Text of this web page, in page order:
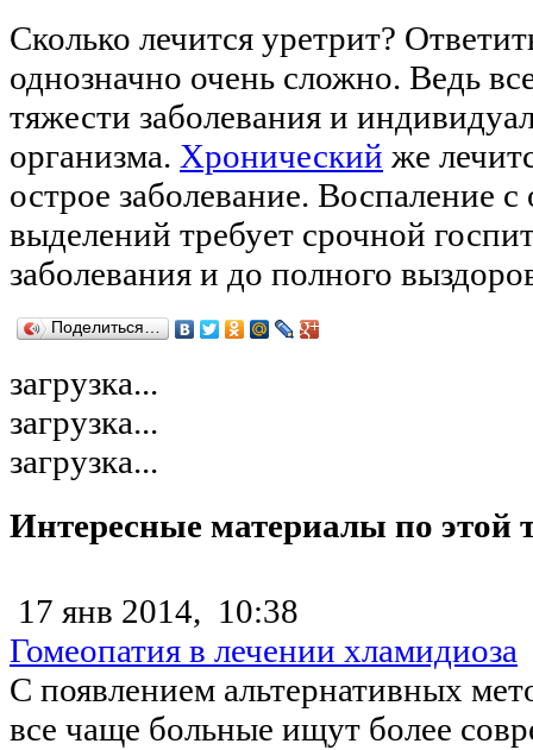
Сколько лечится уретрит?
однозначно очень сложно. Ведь
тяжести заболевания и
организма. Хронический же
острое заболевание. Воспаление
выделений требует срочной
заболевания и до полного
Поделиться…
загрузка...
загрузка...
загрузка...
Интересные материалы по этой
17 янв 2014, 10:38
Гомеопатия в лечении хламидиоза
С появлением альтернативных
все чаще больные ищут более